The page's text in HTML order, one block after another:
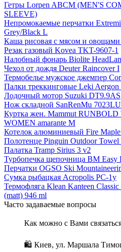
Гетры Lorpen ABCM (MEN'S
SLEEVE)
Непромокаемые перчатки
Grey/Black L
Каша рисовая с мясом и овощами
Резак газовый Kovea TKT-9607-1
Налобный фонарь Biolite
Чехол от дождя Deuter Raincover I
Термобелье мужское джемпер
Палки треккинговые Leki Aergon
Лодочный мотор Suzuki DT9.9AS
Нож складной SanRenMu
Куртка жен. Mammut
WOMEN amarante M
Котелок алюминиевый Fire Maple
Полотенце Pinguin Outdoor
Палатка Tramp Sirius 3 v2
Турбопечка щепочница BM
Перчатки OGSO Ski
Сумка рыбацкая Acropolis РС-1у
Термофляга Klean Kanteen
(matt) 946 ml
Часто задаваемые вопросы
Как можно с Вами связаться
🛍 Киев, ул. Маршала